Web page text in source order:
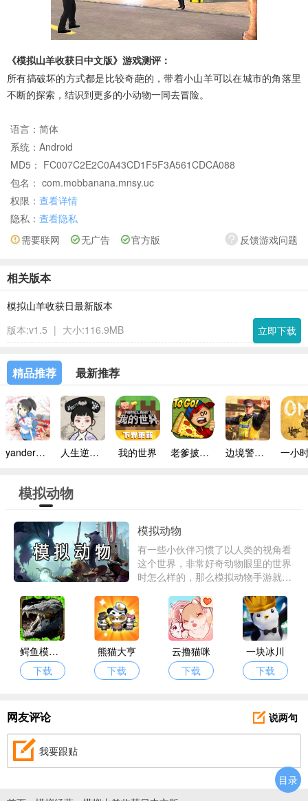
《模拟山羊收获日中文版》游戏测评：
所有搞破坏的方式都是比较奇葩的，带着小山羊可以在城市的角落里
不断的探索，结识到更多的小动物一同去冒险。
语言： 简体
系统： Android
MD5： FC007C2E2C0A43CD1F5F3A561CDCA088
包名： com.mobbanana.mnsy.uc
权限： 查看详情
隐私： 查看隐私
反馈游戏问题
需要联网 无广告 官方版
相关版本
模拟山羊收获日最新版本
版本:v1.5 | 大小:116.9MB 立即下载
精品推荐 最新推荐
yandere simulator手机版 人生逆袭路免广告 我的世界 老爹披萨店手机版 边境警察官中文版
模拟动物
模拟动物
有一些小伙伴习惯了以人类的视角看
这个世界，非常好奇动物眼里的世界
时怎么样的，那么模拟动物手游就应
手机模拟动物游戏呢？别慌爱东东手
游这里就有单机模拟动物手游，安卓
模拟动物游戏让你换个视角活一次。
鳄鱼模拟器中文版
下载
熊猫大亨
下载
云撸猫咪
下载
一块冰川
下载
网友评论 说两句
我要跟贴
目录